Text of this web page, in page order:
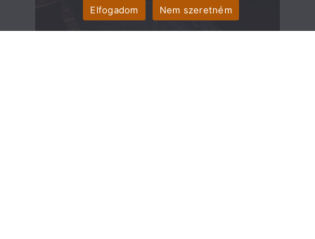
Elfogadom
Nem szeretném